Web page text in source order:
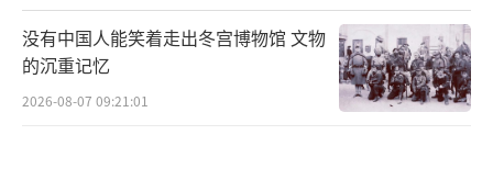
没有中国人能笑着走出冬宫博物馆 文物
的沉重记忆
2026-08-07 09:21:01